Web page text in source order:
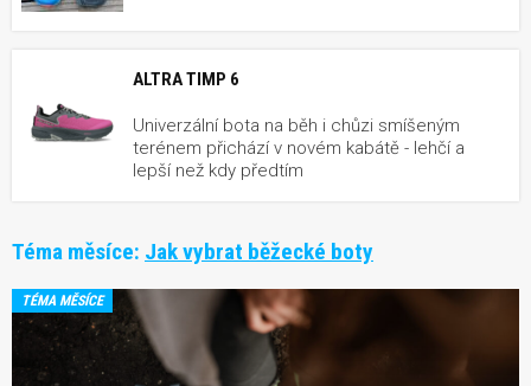
ALTRA TIMP 6
Univerzální bota na běh i chůzi smíšeným
terénem přichází v novém kabátě - lehčí a
lepší než kdy předtím
Téma měsíce: Jak vybrat běžecké boty
TÉMA MĚSÍCE